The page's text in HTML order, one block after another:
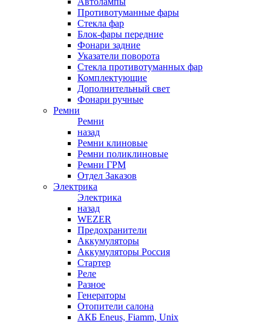
Противотуманные фары
Стекла фар
Блок-фары передние
Фонари задние
Указатели поворота
Стекла противотуманных фар
Комплектующие
Дополнительный свет
Фонари ручные
Ремни
Ремни
назад
Ремни клиновые
Ремни поликлиновые
Ремни ГРМ
Отдел Заказов
Электрика
Электрика
назад
WEZER
Предохранители
Аккумуляторы
Аккумуляторы Россия
Стартер
Реле
Разное
Генераторы
Отопители салона
АКБ Eneus, Fiamm, Unix